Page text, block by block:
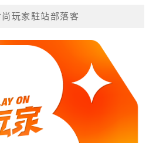
玩家駐站部落客